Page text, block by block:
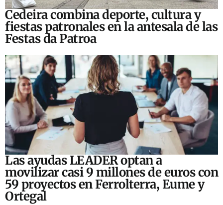
Cedeira combina deporte, cultura y
fiestas patronales en la antesala de las
Festas da Patroa
Las ayudas LEADER optan a
movilizar casi 9 millones de euros con
59 proyectos en Ferrolterra, Eume y
Ortegal